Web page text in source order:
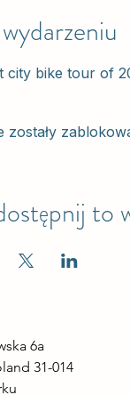
city bike tour of
zostały
to
6a
31-014